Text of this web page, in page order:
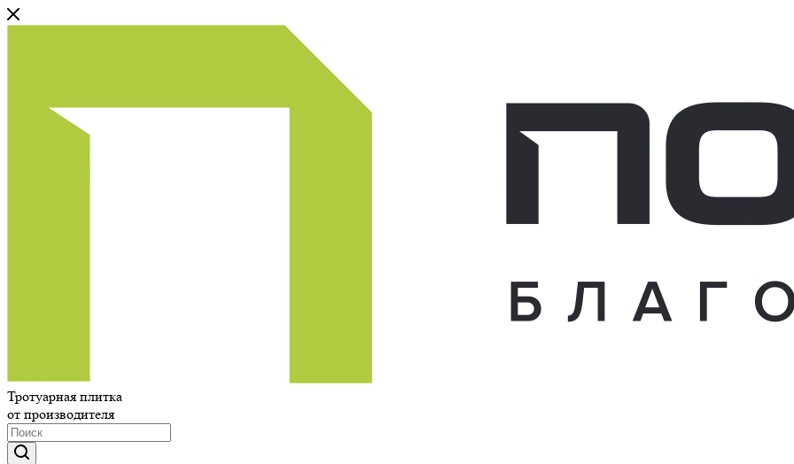
Тротуарная плитка
от производителя